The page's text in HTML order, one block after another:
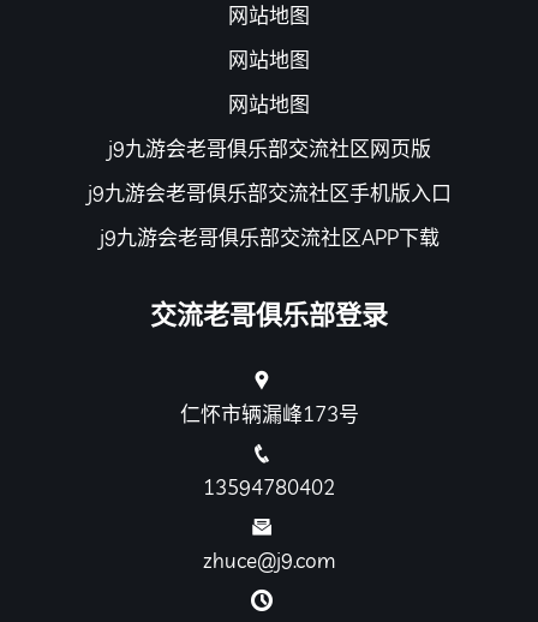
网站地图
网站地图
网站地图
j9九游会老哥俱乐部交流社区网页版
j9九游会老哥俱乐部交流社区手机版入口
j9九游会老哥俱乐部交流社区APP下载
交流老哥俱乐部登录
仁怀市辆漏峰173号
13594780402
zhuce@j9.com